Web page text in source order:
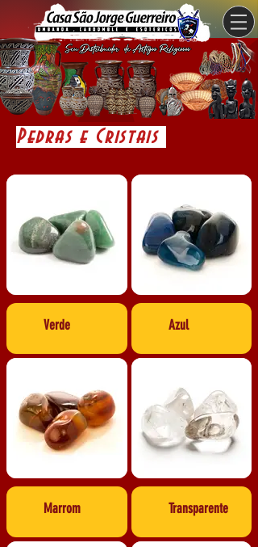
Pedras e Cristais
Verde Azul
Marrom Transparente